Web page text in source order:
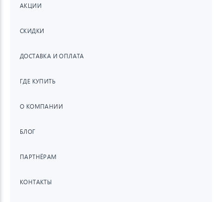
АКЦИИ
СКИДКИ
ДОСТАВКА И ОПЛАТА
ГДЕ КУПИТЬ
О КОМПАНИИ
БЛОГ
ПАРТНЁРАМ
КОНТАКТЫ